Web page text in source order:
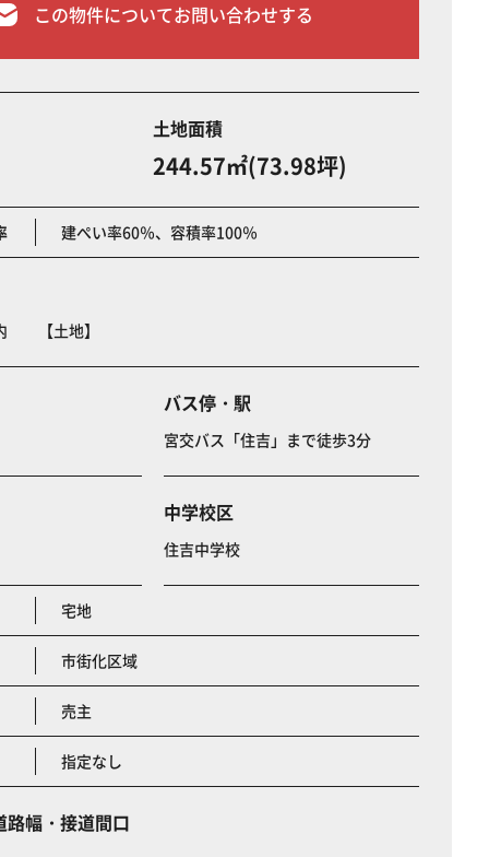
この物件についてお問い合わせする
土地面積
244.57㎡(73.98坪)
建ぺい率60％、容積率100％
【土地】
バス停・駅
宮交バス「住吉」まで徒歩3分
中学校区
住吉中学校
宅地
市街化区域
売主
指定なし
路幅・接道間口